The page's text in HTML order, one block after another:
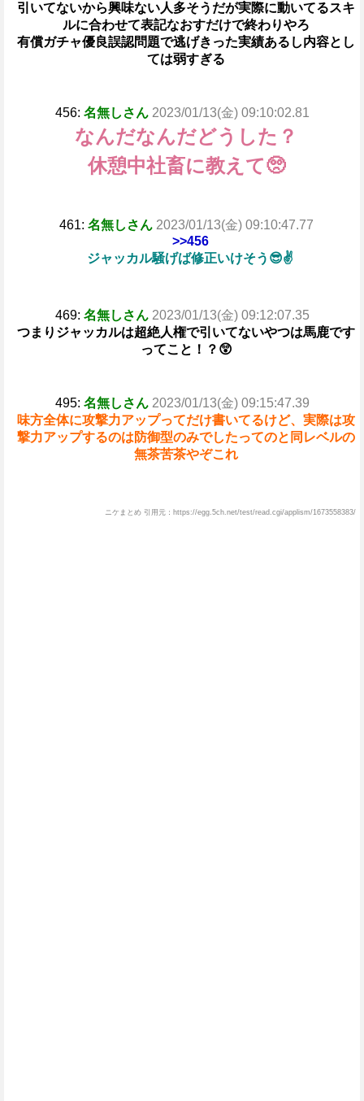
引いてないから興味ない人多そうだが実際に動いてるスキ
ルに合わせて表記なおすだけで終わりやろ
有償ガチャ優良誤認問題で逃げきった実績あるし内容とし
ては弱すぎる
456: 名無しさん 2023/01/13(金) 09:10:02.81
なんだなんだどうした？
休憩中社畜に教えて🥺
461: 名無しさん 2023/01/13(金) 09:10:47.77
>>456
ジャッカル騒げば修正いけそう😎✌
469: 名無しさん 2023/01/13(金) 09:12:07.35
つまりジャッカルは超絶人権で引いてないやつは馬鹿です
ってこと！？😲
495: 名無しさん 2023/01/13(金) 09:15:47.39
味方全体に攻撃力アップってだけ書いてるけど、実際は攻
撃力アップするのは防御型のみでしたってのと同レベルの
無茶苦茶やぞこれ
ニケまとめ 引用元：https://egg.5ch.net/test/read.cgi/applism/1673558383/